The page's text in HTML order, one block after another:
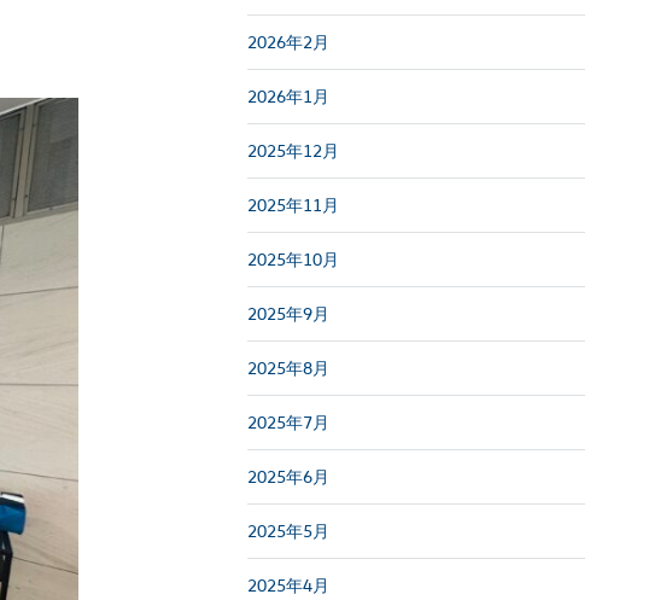
2026年2月
2026年1月
2025年12月
2025年11月
2025年10月
2025年9月
2025年8月
2025年7月
2025年6月
2025年5月
2025年4月